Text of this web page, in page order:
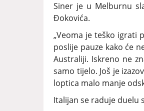
Siner je u Melburnu
Đokovića.
„Veoma je teško igrati
poslije pauze kako će
Australiji. Iskreno ne
samo tijelo. Još je
loptica malo manje
Italijan se raduje duelu